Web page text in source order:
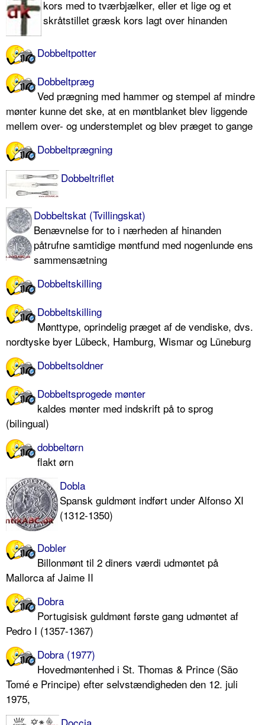
kors med to tværbjælker, eller et lige og et
skråtstillet græsk kors lagt over hinanden
Dobbeltpotter
Dobbeltpræg
Ved prægning med hammer og stempel af mindre
mønter kunne det ske, at en møntblanket blev liggende
mellem over- og understemplet og blev præget to gange
Dobbeltprægning
Dobbeltriflet
Dobbeltskat (Tvillingskat)
Benævnelse for to i nærheden af hinanden
påtrufne samtidige møntfund med nogenlunde ens
sammensætning
Dobbeltskilling
Dobbeltskilling
Mønttype, oprindelig præget af de vendiske, dvs.
nordtyske byer Lübeck, Hamburg, Wismar og Lüneburg
Dobbeltsoldner
Dobbeltsprogede mønter
kaldes mønter med indskrift på to sprog
(bilingual)
dobbeltørn
flakt ørn
Dobla
Spansk guldmønt indført under Alfonso XI
(1312-1350)
Dobler
Billonmønt til 2 diners værdi udmøntet på
Mallorca af Jaime II
Dobra
Portugisisk guldmønt første gang udmøntet af
Pedro I (1357-1367)
Dobra (1977)
Hovedmøntenhed i St. Thomas & Prince (São
Tomé e Principe) efter selvstændigheden den 12. juli
1975,